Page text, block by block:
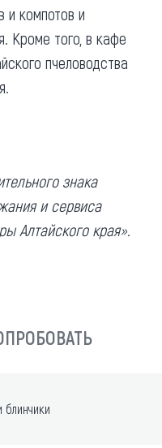
и компотов и
Кроме того, в кафе
пчеловодства
знака
и сервиса
Алтайского края».